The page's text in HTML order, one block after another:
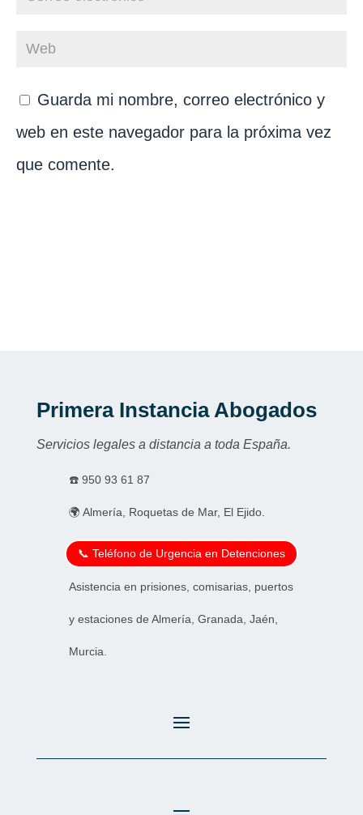
Guarda mi nombre, correo electrónico y
web en este navegador para la próxima vez
que comente.
Primera Instancia Abogados
Servicios legales a distancia a toda España.
☎️ 950 93 61 87
🌍 Almería, Roquetas de Mar, El Ejido.
📞 Teléfono de Urgencia en Detenciones
Asistencia en prisiones, comisarias, puertos
y estaciones de Almería, Granada, Jaén,
Murcia.